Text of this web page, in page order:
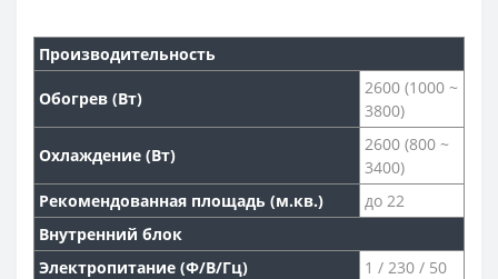
Производительность
Обогрев (Вт)
2600 (1000 ~
3800)
Охлаждение (Вт)
2600 (800 ~
3400)
Рекомендованная площадь (м.кв.)
до 22
Внутренний блок
Электропитание (Ф/В/Гц)
1 / 230 / 50